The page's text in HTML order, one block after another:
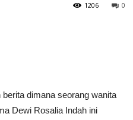
0
1206
dimana seorang wanita
Dewi Rosalia Indah ini